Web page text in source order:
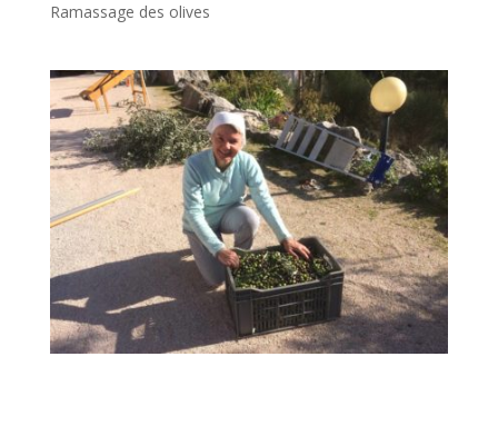
Ramassage des olives